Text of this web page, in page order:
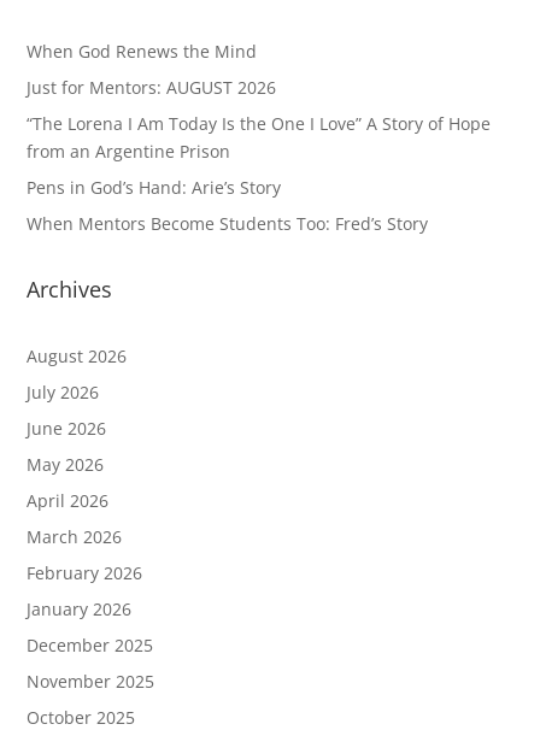
When God Renews the Mind
Just for Mentors: AUGUST 2026
“The Lorena I Am Today Is the One I Love” A Story of Hope
from an Argentine Prison
Pens in God’s Hand: Arie’s Story
When Mentors Become Students Too: Fred’s Story
Archives
August 2026
July 2026
June 2026
May 2026
April 2026
March 2026
February 2026
January 2026
December 2025
November 2025
October 2025